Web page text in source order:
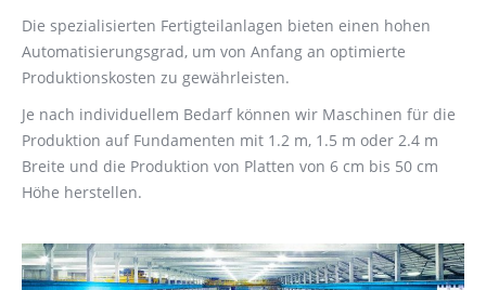
Die spezialisierten Fertigteilanlagen bieten einen hohen
Automatisierungsgrad, um von Anfang an optimierte
Produktionskosten zu gewährleisten.
Je nach individuellem Bedarf können wir Maschinen für die
Produktion auf Fundamenten mit 1.2 m, 1.5 m oder 2.4 m
Breite und die Produktion von Platten von 6 cm bis 50 cm
Höhe herstellen.